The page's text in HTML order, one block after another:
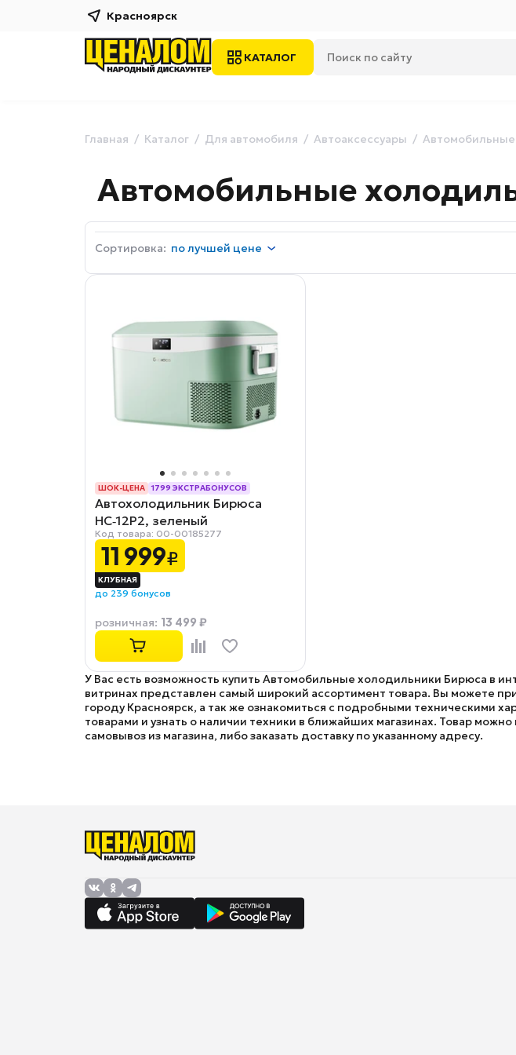
Красноярск
КАТАЛОГ
Главная Каталог Для автомобиля Автоаксессуары
Автомобильные
Сортировка: получшей цене
ШОК-ЦЕНА
1799 ЭКСТРАБОНУСОВ
РАССРОЧКА 0-0-12
Автохолодильник Бирюса
HC‑12P2, зеленый
Код товара: 00-00185277
11 999₽
до 239 бонусов
розничная: 13 499 ₽
У Вас есть возможность купить Автомобильные холодильники Бирюса в
витринах представлен самый широкий ассортимент товара. Вы можете
городу Красноярск, а так же ознакомиться с подробными техническими
товарами и узнать о наличии техники в ближайших магазинах. Товар
самовывоз из магазина, либо заказать доставку по указанному адресу.